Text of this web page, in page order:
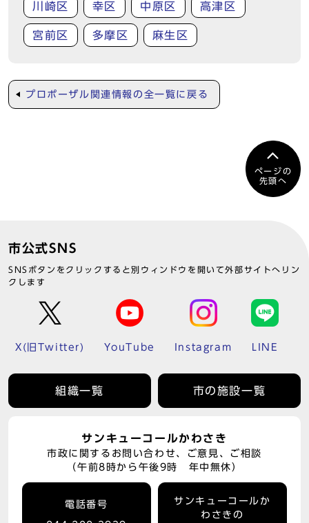
川崎区 幸区 中原区 高津区
宮前区 多摩区 麻生区
プロポーザル関連情報の全一覧に戻る
ページの
先頭へ
市公式SNS
SNSボタンをクリックすると別ウィンドウを開いて外部サイトへリン
クします
X(旧Twitter) YouTube Instagram LINE
組織一覧 市の施設一覧
サンキューコールかわさき
市政に関するお問い合わせ、ご意見、ご相談
（午前8時から午後9時 年中無休）
電話番号
サンキューコールか
わさきの